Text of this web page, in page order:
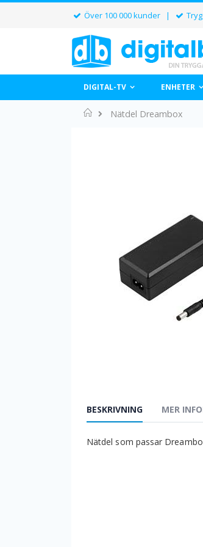
Över 100 000 kunder |
DIGITAL-TV ENHETER
Home
Nätdel Dreambox
BESKRIVNING
Nätdel som passar
MER